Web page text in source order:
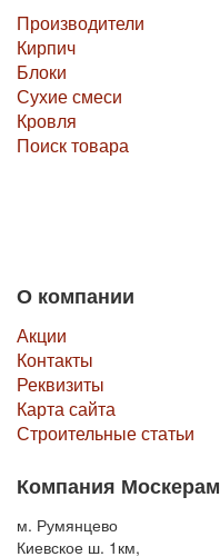
Производители
Кирпич
Блоки
Сухие смеси
Кровля
Поиск товара
О компании
Акции
Контакты
Реквизиты
Карта сайта
Строительные статьи
Компания Москерам
м. Румянцево
Киевское ш. 1км,